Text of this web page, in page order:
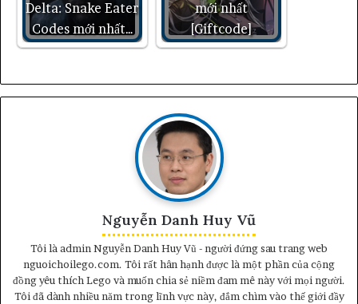
Delta: Snake Eater
Codes mới nhất…
mới nhất
[Giftcode]
Nguyễn Danh Huy Vũ
Tôi là admin Nguyễn Danh Huy Vũ - người đứng sau trang web
nguoichoilego.com. Tôi rất hân hạnh được là một phần của cộng
đồng yêu thích Lego và muốn chia sẻ niềm đam mê này với mọi người.
Tôi đã dành nhiều năm trong lĩnh vực này, đắm chìm vào thế giới đầy